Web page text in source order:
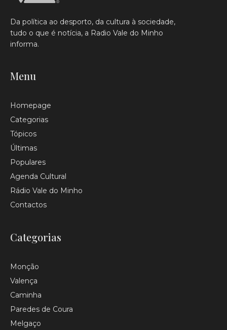
Da política ao desporto, da cultura à sociedade,
tudo o que é notícia, a Radio Vale do Minho
informa.
Menu
Homepage
Categorias
Tópicos
Últimas
Populares
Agenda Cultural
Rádio Vale do Minho
Contactos
Categorias
Monção
Valença
Caminha
Paredes de Coura
Melgaço